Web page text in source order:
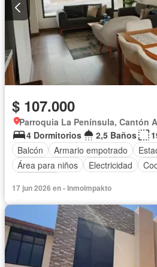
$ 107.000
Parroquia La Península, Cantón
4 Dormitorios
2,5 Baños
Balcón
Armario empotrado
Área para niños
Electricidad
17 jun 2026 en - Inmoimpakto